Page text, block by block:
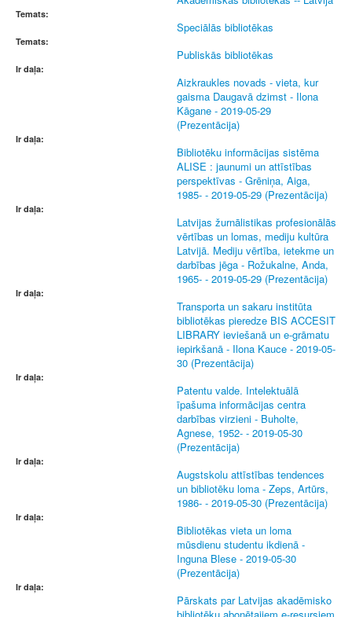
Temats:
Speciālās bibliotēkas
Temats:
Publiskās bibliotēkas
Ir daļa:
Aizkraukles novads - vieta, kur
gaisma Daugavā dzimst - Ilona
Kāgane - 2019-05-29
(Prezentācija)
Ir daļa:
Bibliotēku informācijas sistēma
ALISE : jaunumi un attīstības
perspektīvas - Grēniņa, Aiga,
1985- - 2019-05-29 (Prezentācija)
Ir daļa:
Latvijas žurnālistikas profesionālās
vērtības un lomas, mediju kultūra
Latvijā. Mediju vērtība, ietekme un
darbības jēga - Rožukalne, Anda,
1965- - 2019-05-29 (Prezentācija)
Ir daļa:
Transporta un sakaru institūta
bibliotēkas pieredze BIS ACCESIT
LIBRARY ieviešanā un e-grāmatu
iepirkšanā - Ilona Kauce - 2019-05-
30 (Prezentācija)
Ir daļa:
Patentu valde. Intelektuālā
īpašuma informācijas centra
darbības virzieni - Buholte,
Agnese, 1952- - 2019-05-30
(Prezentācija)
Ir daļa:
Augstskolu attīstības tendences
un bibliotēku loma - Zeps, Artūrs,
1986- - 2019-05-30 (Prezentācija)
Ir daļa:
Bibliotēkas vieta un loma
mūsdienu studentu ikdienā -
Inguna Blese - 2019-05-30
(Prezentācija)
Ir daļa:
Pārskats par Latvijas akadēmisko